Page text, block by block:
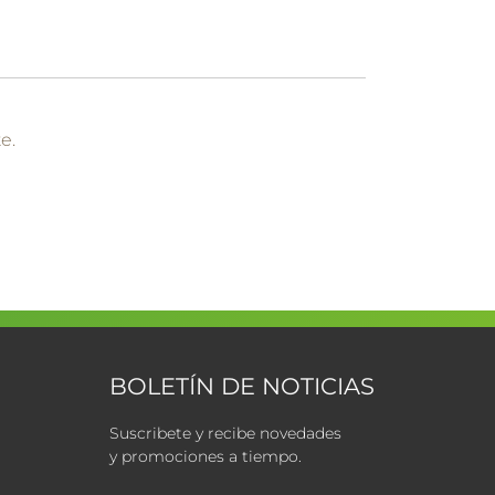
BOLETÍN DE NOTICIAS
Suscribete y recibe novedades
y promociones a tiempo.